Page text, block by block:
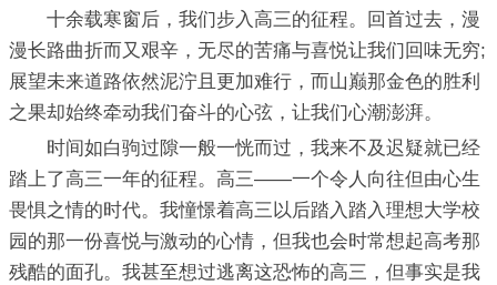
十余载寒窗后，我们步入高三的征程。回首过去，漫
漫长路曲折而又艰辛，无尽的苦痛与喜悦让我们回味无穷;
展望未来道路依然泥泞且更加难行，而山巅那金色的胜利
之果却始终牵动我们奋斗的心弦，让我们心潮澎湃。
时间如白驹过隙一般一恍而过，我来不及迟疑就已经
踏上了高三一年的征程。高三——一个令人向往但由心生
畏惧之情的时代。我憧憬着高三以后踏入踏入理想大学校
园的那一份喜悦与激动的心情，但我也会时常想起高考那
残酷的面孔。我甚至想过逃离这恐怖的高三，但事实是我